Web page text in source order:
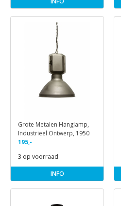
Grote Metalen Hanglamp,
Industrieel Ontwerp, 1950
195,-
3 op voorraad
INFO